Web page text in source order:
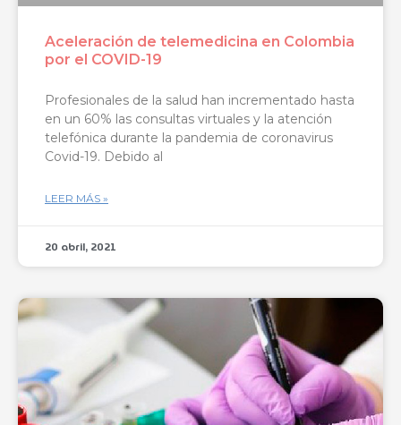
Aceleración de telemedicina en Colombia
por el COVID-19
Profesionales de la salud han incrementado hasta
en un 60% las consultas virtuales y la atención
telefónica durante la pandemia de coronavirus
Covid-19. Debido al
LEER MÁS »
20 abril, 2021